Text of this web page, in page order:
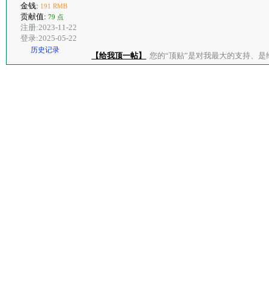
金钱: 191 RMB
贡献值: 79 点
注册:2023-11-22
登录:2025-05-22
历史记录
【给我顶一帖】 您的“顶贴”是对我最大的支持、